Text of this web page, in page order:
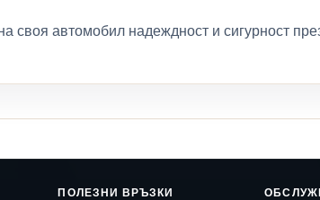
своя автомобил надеждност и сигурност
ПОЛЕЗНИ ВРЪЗКИ